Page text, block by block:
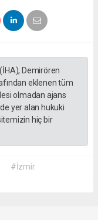
Demirören
eklenen tüm
olmadan ajans
yer alan hukuki
hiç bir
#İzmir